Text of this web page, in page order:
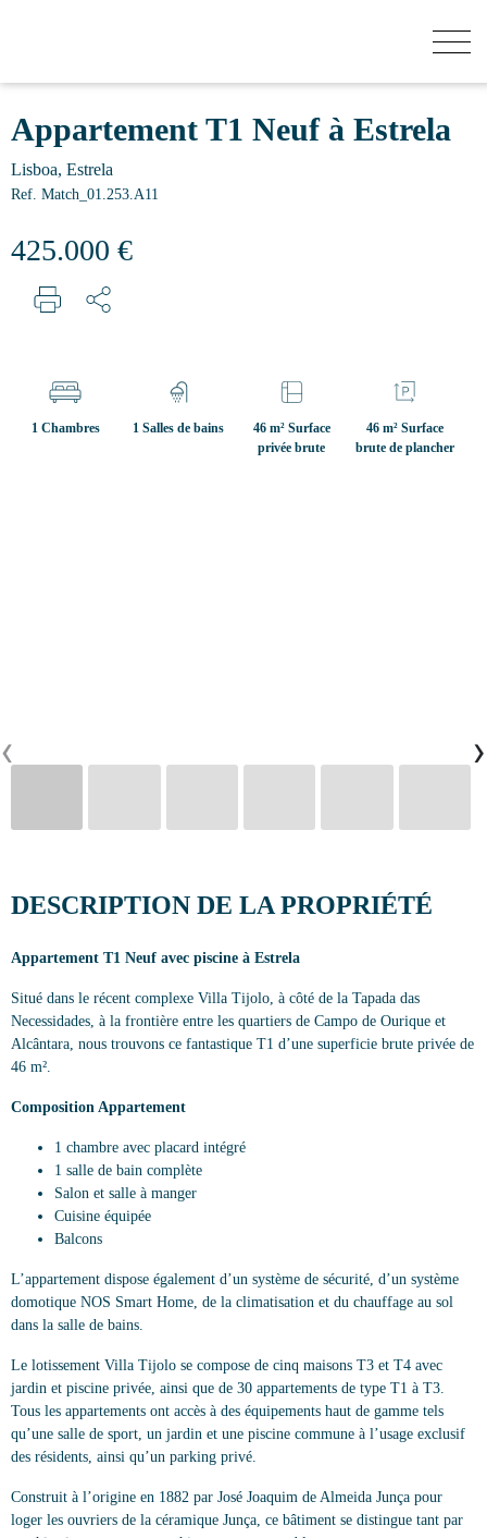
SECRET LISTINGS
Appartement T1 Neuf à Estrela
Lisboa, Estrela
Ref. Match_01.253.A11
425.000 €
1 Chambres 1 Salles de bains
46 m² Surface
privée brute
46 m² Surface
brute de plancher
‹ ›
DESCRIPTION DE LA PROPRIÉTÉ
Appartement T1 Neuf avec piscine à Estrela
Situé dans le récent complexe Villa Tijolo, à côté de la Tapada das
Necessidades, à la frontière entre les quartiers de Campo de Ourique et
Alcântara, nous trouvons ce fantastique T1 d’une superficie brute privée de
46 m².
Composition Appartement
1 chambre avec placard intégré
1 salle de bain complète
Salon et salle à manger
Cuisine équipée
Balcons
L’appartement dispose également d’un système de sécurité, d’un système
domotique NOS Smart Home, de la climatisation et du chauffage au sol
dans la salle de bains.
Le lotissement Villa Tijolo se compose de cinq maisons T3 et T4 avec
jardin et piscine privée, ainsi que de 30 appartements de type T1 à T3.
Tous les appartements ont accès à des équipements haut de gamme tels
qu’une salle de sport, un jardin et une piscine commune à l’usage exclusif
des résidents, ainsi qu’un parking privé.
Construit à l’origine en 1882 par José Joaquim de Almeida Junça pour
loger les ouvriers de la céramique Junça, ce bâtiment se distingue tant par